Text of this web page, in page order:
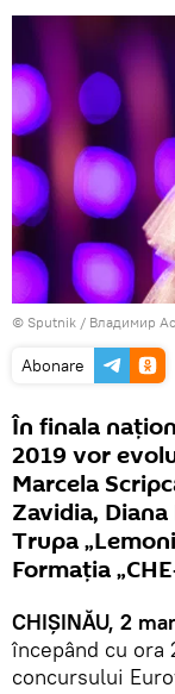
© Sputnik / Владимир
Abonare
În finala
2019 vor
Marcela
Zavidia,
Trupa
Formaţia
CHIȘINĂU, 2
începând cu ora
concursului